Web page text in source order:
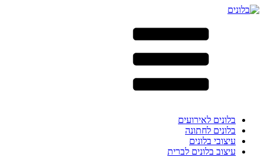
בלונים לאירועים
בלונים לחתונה
עיצובי בלונים
עיצוב בלונים לברית